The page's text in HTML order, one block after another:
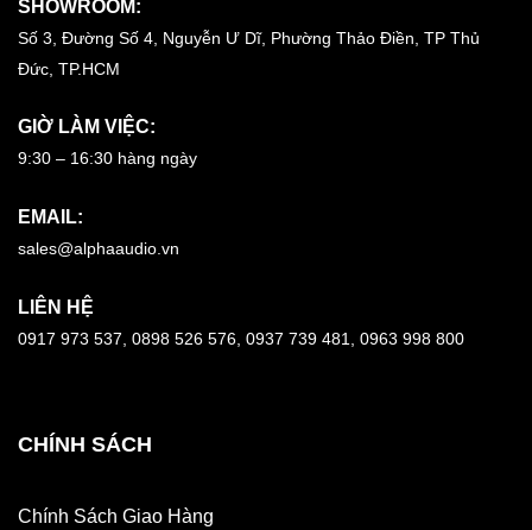
SHOWROOM:
Số 3, Đường Số 4, Nguyễn Ư Dĩ, Phường Thảo Điền, TP Thủ
Đức, TP.HCM
GIỜ LÀM VIỆC:
9:30 – 16:30 hàng ngày
EMAIL:
sales@alphaaudio.vn
LIÊN HỆ
0917 973 537, 0898 526 576, 0937 739 481, 0963 998 800
CHÍNH SÁCH
Chính Sách Giao Hàng